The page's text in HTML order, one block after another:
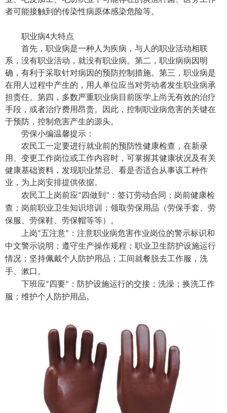
者可能接触到的传染性病原体感染危险等。
职业病4大特点
首先，职业病是一种人为疾病，与人的职业活动相联
系，没有职业活动，就没有职业病。第二，职业病病因明
确，有利于采取针对病因的预防控制措施。第三，职业病是
在用人过程中产生的，用人单位应当对劳动者发生职业病承
担责任。第四，多数严重职业病目前医学上尚无有效的治疗
手段，或者治疗费用昂贵。因此，控制职业病危害的关键在
于预防，控制危害产生的源头。
劳保小编温馨提示：
农民工一定要进行就业前的预防性健康检查，在新录
用、变更工作岗位或工作内容时，可掌握其健康状况及有关
健康基础资料，发现职业禁忌、看是否适合从事该工种作
业，为上岗安排提供依据。
农民工上岗前应“ 四做到 ” ：签订劳动合同；岗前健康检
查；岗前职业卫生知识培训；领取劳保用品 （劳保手套 、劳
保服、劳保鞋、劳保帽等等）
。
上岗“五注意” ：注意职业病危害作业岗位的警示标识和
中文警示说明；遵守生产操作规程；职业卫生防护设施运行
情况；坚持佩戴个人防护用品；工间就餐脱去工作服，洗
手、漱口。
下班应“ 四要” ：防护设施运行的交接；洗澡；换洗工作
服；维护个人防护用品。